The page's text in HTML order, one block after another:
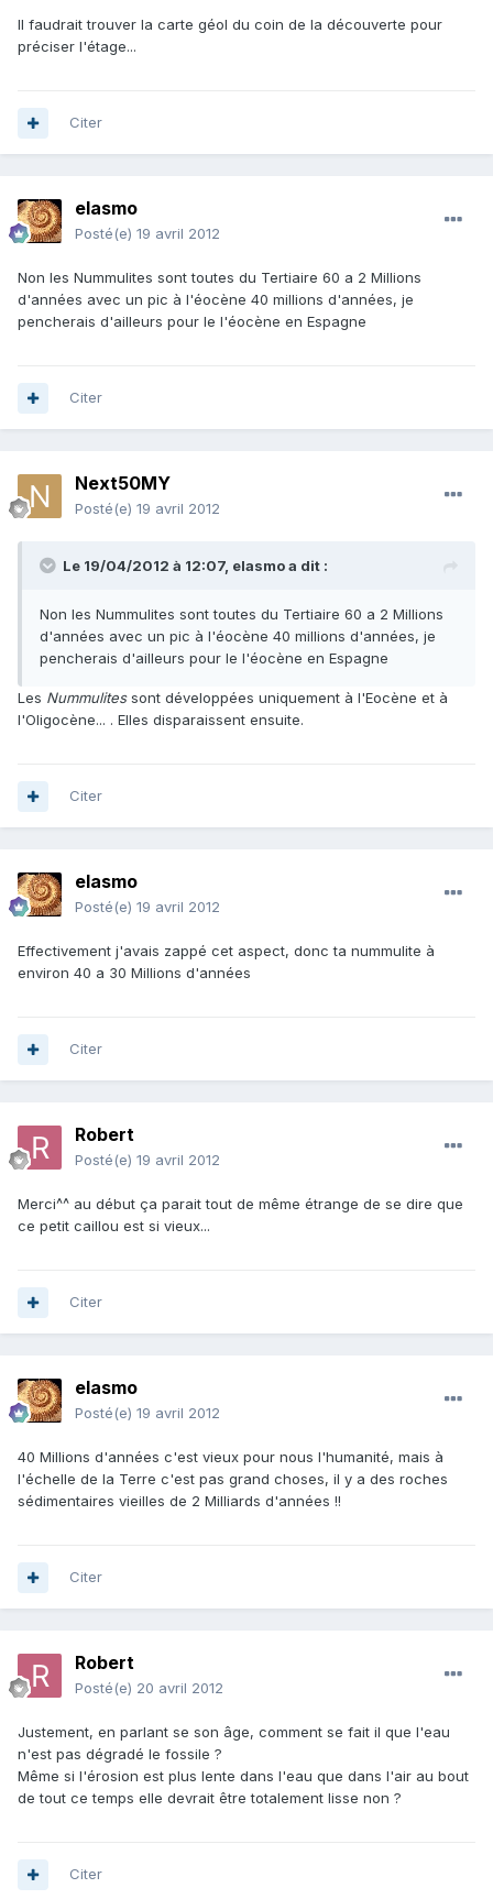
Il faudrait trouver la carte géol du coin de la découverte pour
préciser l'étage...
Citer
elasmo
Posté(e) 19 avril 2012
Non les Nummulites sont toutes du Tertiaire 60 a 2 Millions
d'années avec un pic à l'éocène 40 millions d'années, je
pencherais d'ailleurs pour le l'éocène en Espagne
Citer
Next50MY
Posté(e) 19 avril 2012
Le 19/04/2012 à 12:07, elasmo a dit :
Non les Nummulites sont toutes du Tertiaire 60 a 2 Millions
d'années avec un pic à l'éocène 40 millions d'années, je
pencherais d'ailleurs pour le l'éocène en Espagne
Les Nummulitessont développées uniquement à l'Eocène et à
l'Oligocène... . Elles disparaissent ensuite.
Citer
elasmo
Posté(e) 19 avril 2012
Effectivement j'avais zappé cet aspect, donc ta nummulite à
environ 40 a 30 Millions d'années
Citer
Robert
Posté(e) 19 avril 2012
Merci^^ au début ça parait tout de même étrange de se dire que
ce petit caillou est si vieux...
Citer
elasmo
Posté(e) 19 avril 2012
40 Millions d'années c'est vieux pour nous l'humanité, mais à
l'échelle de la Terre c'est pas grand choses, il y a des roches
sédimentaires vieilles de 2 Milliards d'années !!
Citer
Robert
Posté(e) 20 avril 2012
Justement, en parlant se son âge, comment se fait il que l'eau
n'est pas dégradé le fossile ?
Même si l'érosion est plus lente dans l'eau que dans l'air au bout
de tout ce temps elle devrait être totalement lisse non ?
Citer